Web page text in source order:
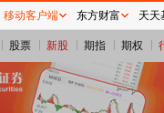
股票 新股 期指 期权
移动客户端 东方财富 天天